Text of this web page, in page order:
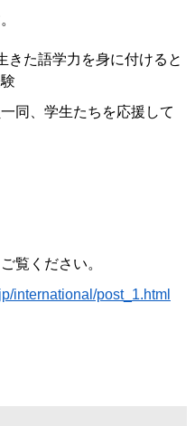
きた語学力を身に付けると
同、学生たちを応援して
覧ください。
international/post_1.html